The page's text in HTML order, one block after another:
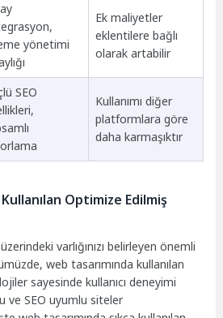
yönetimi
Ek maliyetler
eklentilere bağlı
olarak artabilir
SEO
Kullanımı diğer
platformlara göre
daha karmaşıktır
Kullanılan Optimize Edilmiş
varlığınızı belirleyen önemli
web tasarımında kullanılan
sayesinde kullanıcı deneyimi
ve SEO uyumlu siteler